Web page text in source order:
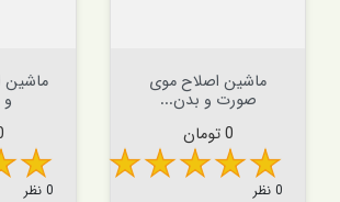
ماشین اصلاح موی
صورت و بدن...
قیمت
0 تومان
0 نظر
ماشین
0
0 نظر